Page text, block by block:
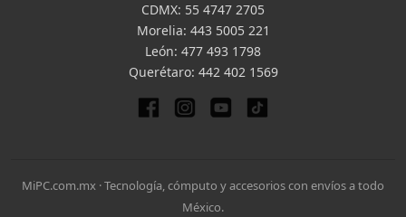
CDMX: 55 4747 2705
Morelia: 443 5005 221
León: 477 493 1798
Querétaro: 442 402 1569
MiPC.com.mx · Tecnología, cómputo y accesorios con envíos a todo
México.